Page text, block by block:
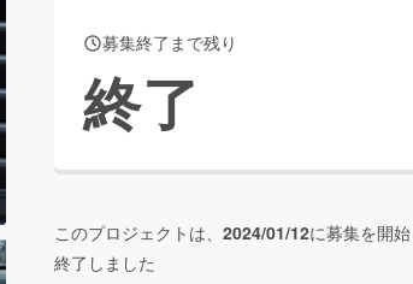
ニティ
募集終了まで残り
終了
このプロジェクトは、 2024/01/12に募集を開始
終了しました